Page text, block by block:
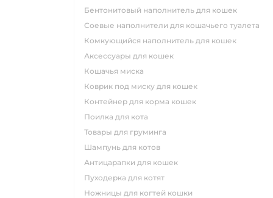
бентонитовый наполнитель для кошек
соевые наполнители для кошачьего туалета
комкующийся наполнитель для кошек
аксессуары для кошек
кошачья миска
коврик под миску для кошек
контейнер для корма кошек
поилка для кота
товары для груминга
шампунь для котов
антицарапки для кошек
пуходерка для котят
ножницы для когтей кошки